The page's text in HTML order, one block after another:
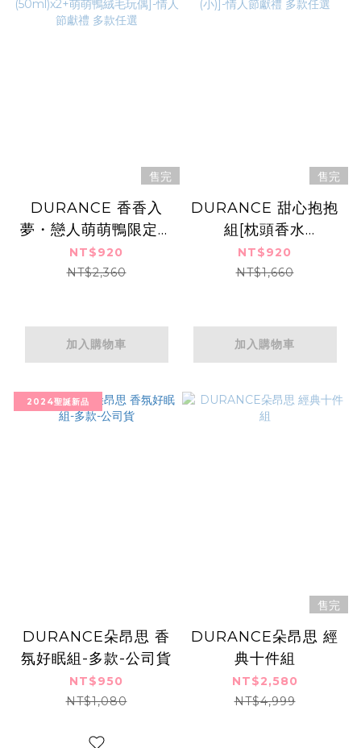
售完
DURANCE 香香入
夢・戀人萌萌鴨限定組
[枕頭香水
(50ml)x2+萌萌鴨絨
NT$920
NT$2,360
加入購物車
售完
DURANCE 甜心抱抱
組[枕頭香水
(50ml)x2+舒適抱枕-
珍奶(小)]-情人節獻禮
NT$920
NT$1,660
加入購物車
2024聖誕新品
DURANCE朵昂思 香
氛好眠組-多款-公司貨
NT$950
NT$1,080
售完
DURANCE朵昂思 經
典十件組
NT$2,580
NT$4,999